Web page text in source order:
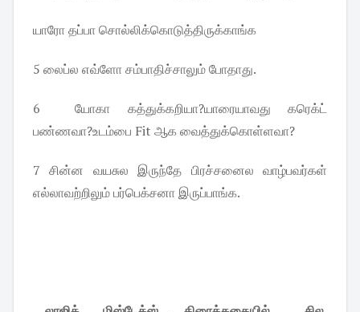
யாரோ தப்பா சொல்லிக்கொடுத்திருக்காங்க
5 லைப்ல எவ்ளோ சம்பாதிச்சாலும் போதாது.
6 யோகா கத்துக்கறியா?யாரையாவது கரெக்ட்
பண்ணவா?உடம்பை Fit ஆக வைத்துக்கொள்ளவா?
7 சின்ன வயசுல இருந்தே பிரச்சனைல வாழ்பவர்கள்
எல்லாவற்றிலும் பர்பெக்சனா இருப்பாங்க.